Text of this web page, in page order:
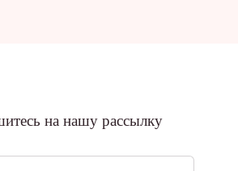
на нашу рассылку